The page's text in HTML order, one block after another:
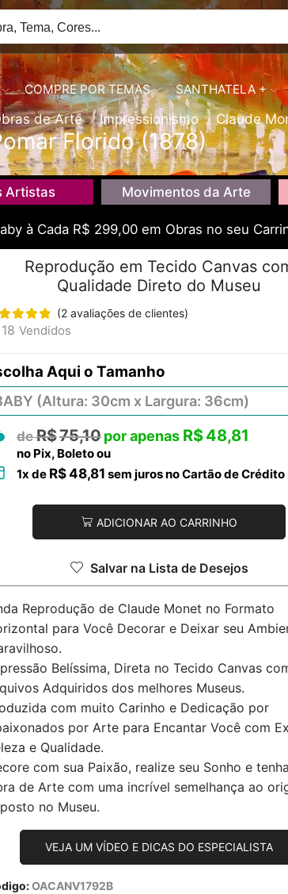
COMPRE POR TEMAS SANTHATELA +
de Arte Impressionismo Claude
Florido (1878)
Artistas Movimentos da Arte
à Cada R$ 299,00 em Obras no seu
Reprodução em Tecido Canvas
Qualidade Direto do Museu
(2avaliações de clientes)
18 Vendidos
Tamanho
R$75,10 R$48,81
no Pix, Boleto ou
1x de R$48,81 sem juros no Cartão de Crédito
ADICIONAR AO CARRINHO
Salvar na Lista de Desejos
Reprodução de Claude Monet no Formato
para Você Decorar e Deixar seu
Belíssima, Direta no Tecido Canvas
Adquiridos dos melhores Museus.
com muito Carinho e Dedicação por
por Arte para Encantar Você com
e Qualidade.
com sua Paixão, realize seu Sonho e
de Arte com uma incrível semelhança ao
no Museu.
VEJA UM VÍDEO E DICAS DO ESPECIALISTA
OACANV1792B